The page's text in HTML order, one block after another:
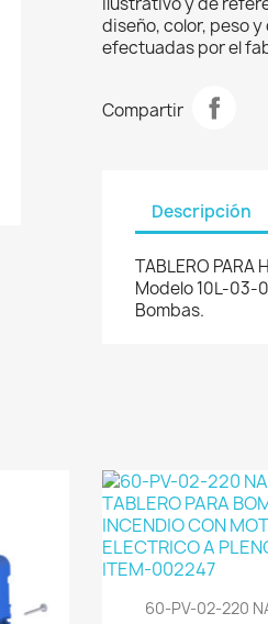
diseño, color, peso
efectuadas por el
Compartir
Descripción
TABLERO PARA
Modelo 10L-03-
Bombas.
Vista
60-PV-02-220